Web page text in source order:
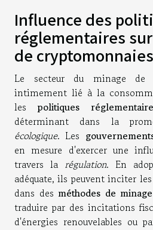
Influence des
réglementaires
de cryptomonnaies
Le secteur du minage de
intimement lié à la
les politiques
déterminant dans la
écologique. Les
en mesure d'exercer une
travers la régulation. En
adéquate, ils peuvent inciter
dans des méthodes de
traduire par des incitations
d'énergies renouvelables ou